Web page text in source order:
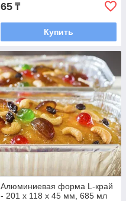
65 ₸
Купить
Алюминиевая форма L-край
- 201 х 118 х 45 мм, 685 мл